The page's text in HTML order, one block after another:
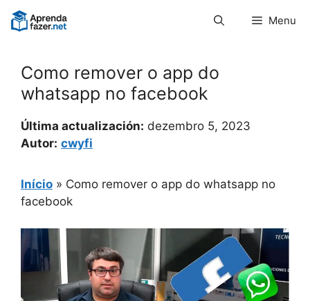
Pular
para
Menu
Como remover o app do
whatsapp no facebook
Última actualización: dezembro 5, 2023
Autor: cwyfi
Início » Como remover o app do whatsapp no
facebook